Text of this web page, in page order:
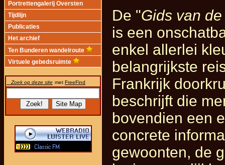
Portrettengalerij Oversten
Tijdlijn
Publicaties
Het archief
Ten Bunderen wandelroute
Virtuele gebedsruimte
Zoek op deze site met FreeFind
De "Gids van
is een
enkel allerlei
belangrijkste
Frankrijk
beschrijft die
bovendien een
concrete
gewoonten, de